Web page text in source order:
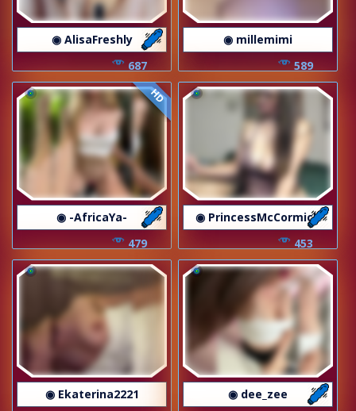
◉ AlisaFreshly
687
◉ millemimi
589
HD
◉ -AfricaYa-
479
◉ PrincessMcCormick
453
◉ Ekaterina2221
◉ dee_zee